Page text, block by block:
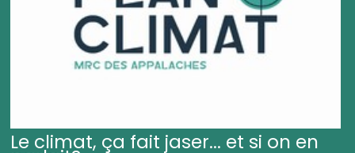
Le climat, ça fait jaser... et si on en